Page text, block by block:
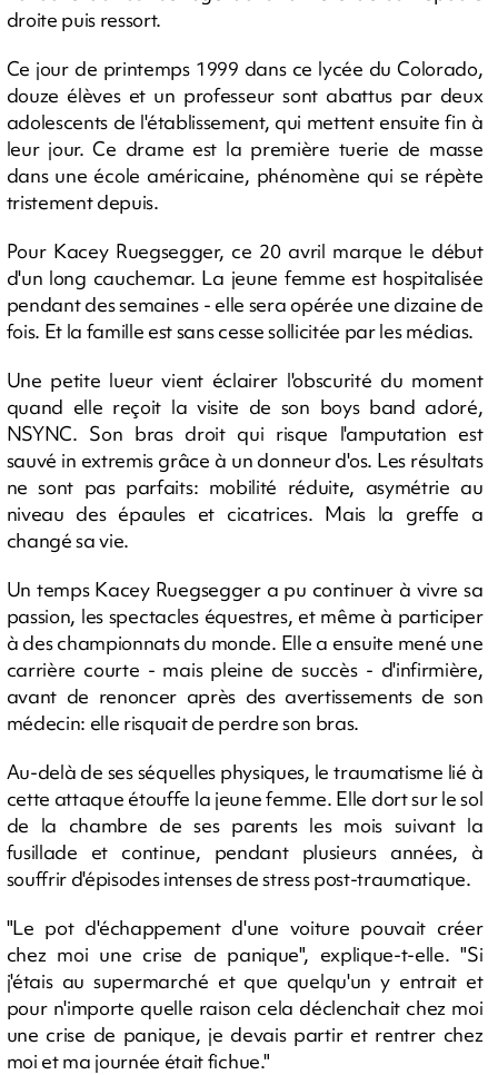
droite puis ressort.
Ce jour de printemps 1999 dans ce lycée du Colorado,
douze élèves et un professeur sont abattus par deux
adolescents de l'établissement, qui mettent ensuite fin à
leur jour. Ce drame est la première tuerie de masse
dans une école américaine, phénomène qui se répète
tristement depuis.
Pour Kacey Ruegsegger, ce 20 avril marque le début
d'un long cauchemar. La jeune femme est hospitalisée
pendant des semaines - elle sera opérée une dizaine de
fois. Et la famille est sans cesse sollicitée par les médias.
Une petite lueur vient éclairer l'obscurité du moment
quand elle reçoit la visite de son boys band adoré,
NSYNC. Son bras droit qui risque l'amputation est
sauvé in extremis grâce à un donneur d'os. Les résultats
ne sont pas parfaits: mobilité réduite, asymétrie au
niveau des épaules et cicatrices. Mais la greffe a
changé sa vie.
Un temps Kacey Ruegsegger a pu continuer à vivre sa
passion, les spectacles équestres, et même à participer
à des championnats du monde. Elle a ensuite mené une
carrière courte - mais pleine de succès - d'infirmière,
avant de renoncer après des avertissements de son
médecin: elle risquait de perdre son bras.
Au-delà de ses séquelles physiques, le traumatisme lié à
cette attaque étouffe la jeune femme. Elle dort sur le sol
de la chambre de ses parents les mois suivant la
fusillade et continue, pendant plusieurs années, à
souffrir d'épisodes intenses de stress post-traumatique.
"Le pot d'échappement d'une voiture pouvait créer
chez moi une crise de panique", explique-t-elle. "Si
j'étais au supermarché et que quelqu'un y entrait et
pour n'importe quelle raison cela déclenchait chez moi
une crise de panique, je devais partir et rentrer chez
moi et ma journée était fichue."